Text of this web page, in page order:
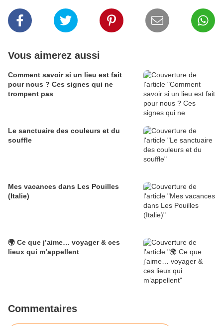
Vous aimerez aussi
Comment savoir si un lieu est fait
pour nous ? Ces signes qui ne
trompent pas
Le sanctuaire des couleurs et du
souffle
Mes vacances dans Les Pouilles
(Italie)
🌍 Ce que j’aime… voyager & ces
lieux qui m’appellent
Commentaires